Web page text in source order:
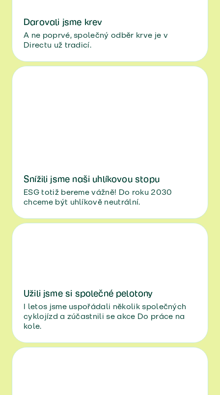
Darovali jsme krev
A ne poprvé, společný odběr krve je v
Directu už tradicí.
Snížili jsme naši uhlíkovou stopu
ESG totiž bereme vážně! Do roku 2030
chceme být uhlíkově neutrální.
Užili jsme si společné pelotony
I letos jsme uspořádali několik společných
cyklojízd a zúčastnili se akce Do práce na
kole.